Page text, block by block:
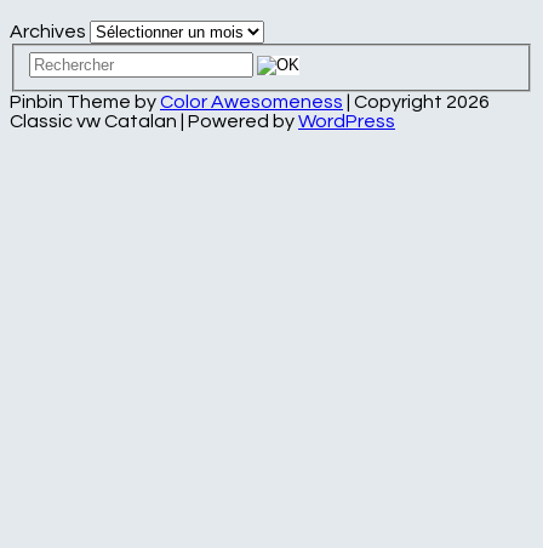
Archives
Pinbin Theme byColor Awesomeness | Copyright 2026
Classic vw Catalan | Powered byWordPress